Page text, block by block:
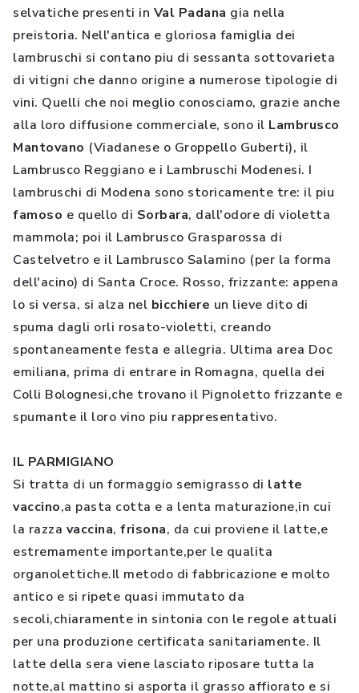
selvatiche presenti in Val Padana gia nella
preistoria. Nell'antica e gloriosa famiglia dei
lambruschi si contano piu di sessanta sottovarieta
di vitigni che danno origine a numerose tipologie di
vini. Quelli che noi meglio conosciamo, grazie anche
alla loro diffusione commerciale, sono il Lambrusco
Mantovano (Viadanese o Groppello Guberti), il
Lambrusco Reggiano e i Lambruschi Modenesi. I
lambruschi di Modena sono storicamente tre: il piu
famoso e quello di Sorbara, dall'odore di violetta
mammola; poi il Lambrusco Grasparossa di
Castelvetro e il Lambrusco Salamino (per la forma
dell'acino) di Santa Croce. Rosso, frizzante: appena
lo si versa, si alza nel bicchiere un lieve dito di
spuma dagli orli rosato-violetti, creando
spontaneamente festa e allegria. Ultima area Doc
emiliana, prima di entrare in Romagna, quella dei
Colli Bolognesi,che trovano il Pignoletto frizzante e
spumante il loro vino piu rappresentativo.
IL PARMIGIANO
Si tratta di un formaggio semigrasso di latte
vaccino,a pasta cotta e a lenta maturazione,in cui
la razza vaccina, frisona, da cui proviene il latte,e
estremamente importante,per le qualita
organolettiche.Il metodo di fabbricazione e molto
antico e si ripete quasi immutato da
secoli,chiaramente in sintonia con le regole attuali
per una produzione certificata sanitariamente. Il
latte della sera viene lasciato riposare tutta la
notte,al mattino si asporta il grasso affiorato e si